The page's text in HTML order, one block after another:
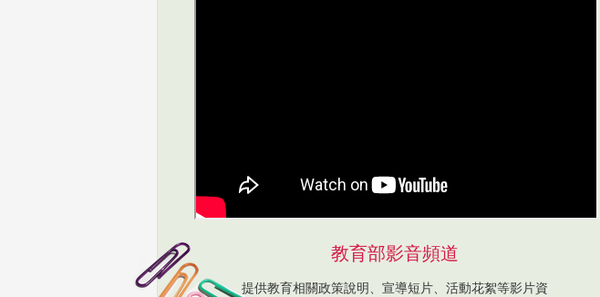
教育部影音頻道
提供教育相關政策說明、宣導短片、活動花絮等影片資